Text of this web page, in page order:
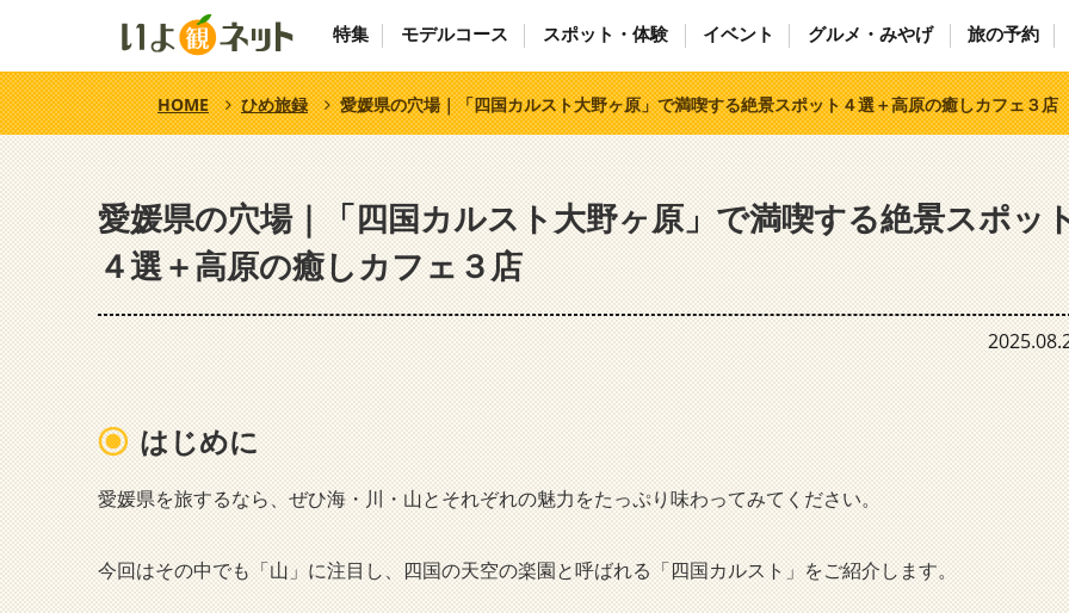
特集 モデルコース スポット・体験 イベント グルメ・みやげ 旅の予約
HOME ひめ旅録 愛媛県の穴場｜「四国カルスト大野ヶ原」で満喫する絶景スポット４選＋高原の癒しカフェ３店
愛媛県の穴場｜「四国カルスト大野ヶ原」で満喫する絶景スポッ
４選＋高原の癒しカフェ３店
はじめに
愛媛県を旅するなら、ぜひ海・川・山とそれぞれの魅力をたっぷり味わってみてください。
今回はその中でも「山」に注目し、四国の天空の楽園と呼ばれる「四国カルスト」をご紹介します。